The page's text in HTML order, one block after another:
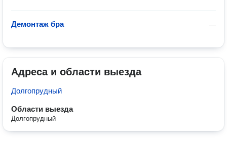
—
Демонтаж бра
Адреса и области выезда
Долгопрудный
Области выезда
Долгопрудный